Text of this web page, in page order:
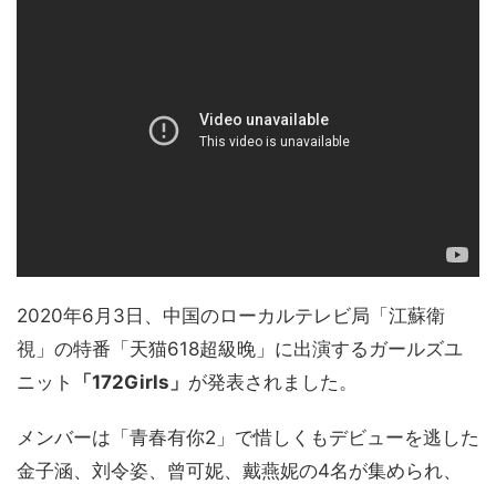
2020年6月3日、中国のローカルテレビ局「江蘇衛
視」の特番「天猫618超級晚」に出演するガールズユ
ニット
「172Girls」 が発表されました。
メンバーは「青春有你2」で惜しくもデビューを逃した
金子涵、刘令姿、曾可妮、戴燕妮の4名が集められ、